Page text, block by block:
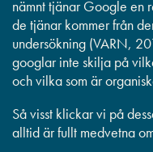
nämnt tjänar Google en
de tjänar kommer från
undersökning (VARN,
googlar inte skilja på
och vilka som är
Så visst klickar vi på
alltid är fullt medvetna